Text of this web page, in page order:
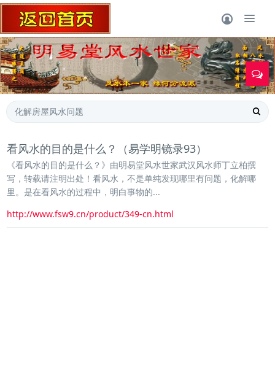
1
看风水的目的是什么？（易学明镜录93）
《看风水的目的是什么？》由明易堂风水世家武汉风水师丁立柏撰
写，转载请注明出处！看风水，不是单纯发现哪里有问题，化解哪
里。是在看风水的过程中，明白事物的...
http://www.fsw9.cn/product/349-cn.html